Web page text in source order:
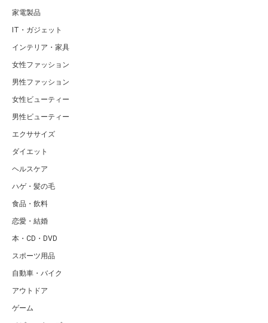
家電製品
IT・ガジェット
インテリア・家具
女性ファッション
男性ファッション
女性ビューティー
男性ビューティー
エクササイズ
ダイエット
ヘルスケア
ハゲ・髪の毛
食品・飲料
恋愛・結婚
本・CD・DVD
スポーツ用品
自動車・バイク
アウトドア
ゲーム